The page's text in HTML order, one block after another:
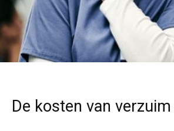
De kosten van verzuim